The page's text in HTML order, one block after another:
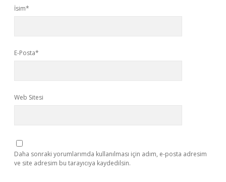
İsim*
E-Posta*
Web Sitesi
Daha sonraki yorumlarımda kullanılması için adım, e-posta adresim
ve site adresim bu tarayıcıya kaydedilsin.